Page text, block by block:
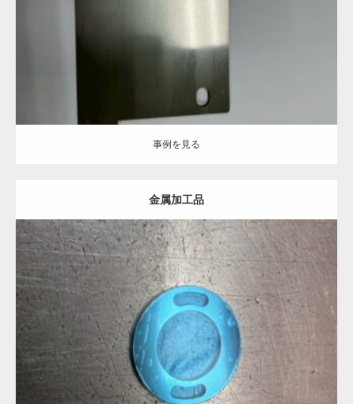
事例を見る
金属加工品
Category:
事例を見る